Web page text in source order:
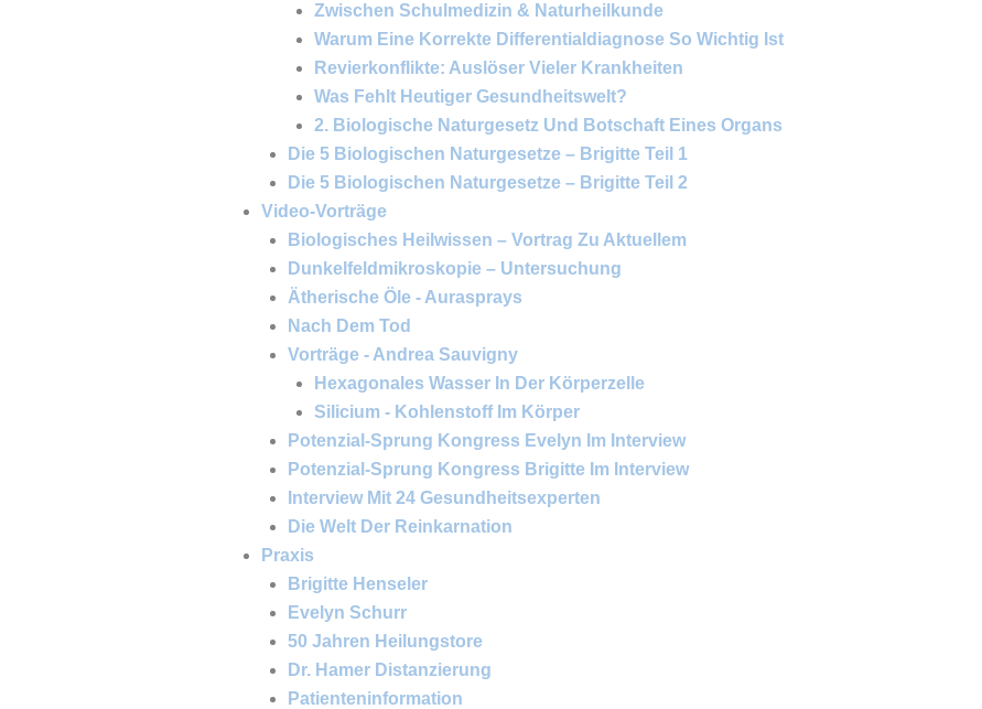
Zwischen Schulmedizin & Naturheilkunde
Warum Eine Korrekte Differentialdiagnose So Wichtig Ist
Revierkonflikte: Auslöser Vieler Krankheiten
Was Fehlt Heutiger Gesundheitswelt?
2. Biologische Naturgesetz Und Botschaft Eines Organs
Die 5 Biologischen Naturgesetze – Brigitte Teil 1
Die 5 Biologischen Naturgesetze – Brigitte Teil 2
Video-Vorträge
Biologisches Heilwissen – Vortrag Zu Aktuellem
Dunkelfeldmikroskopie – Untersuchung
Ätherische Öle - Aurasprays
Nach Dem Tod
Vorträge - Andrea Sauvigny
Hexagonales Wasser In Der Körperzelle
Silicium - Kohlenstoff Im Körper
Potenzial-Sprung Kongress Evelyn Im Interview
Potenzial-Sprung Kongress Brigitte Im Interview
Interview Mit 24 Gesundheitsexperten
Die Welt Der Reinkarnation
Praxis
Brigitte Henseler
Evelyn Schurr
50 Jahren Heilungstore
Dr. Hamer Distanzierung
Patienteninformation